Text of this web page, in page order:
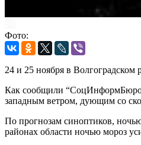
Фото:
24 и 25 ноября в Волгоградском
Как сообщили
западным ветром, дующим со
По прогнозам синоптиков,
районах области ночью мороз